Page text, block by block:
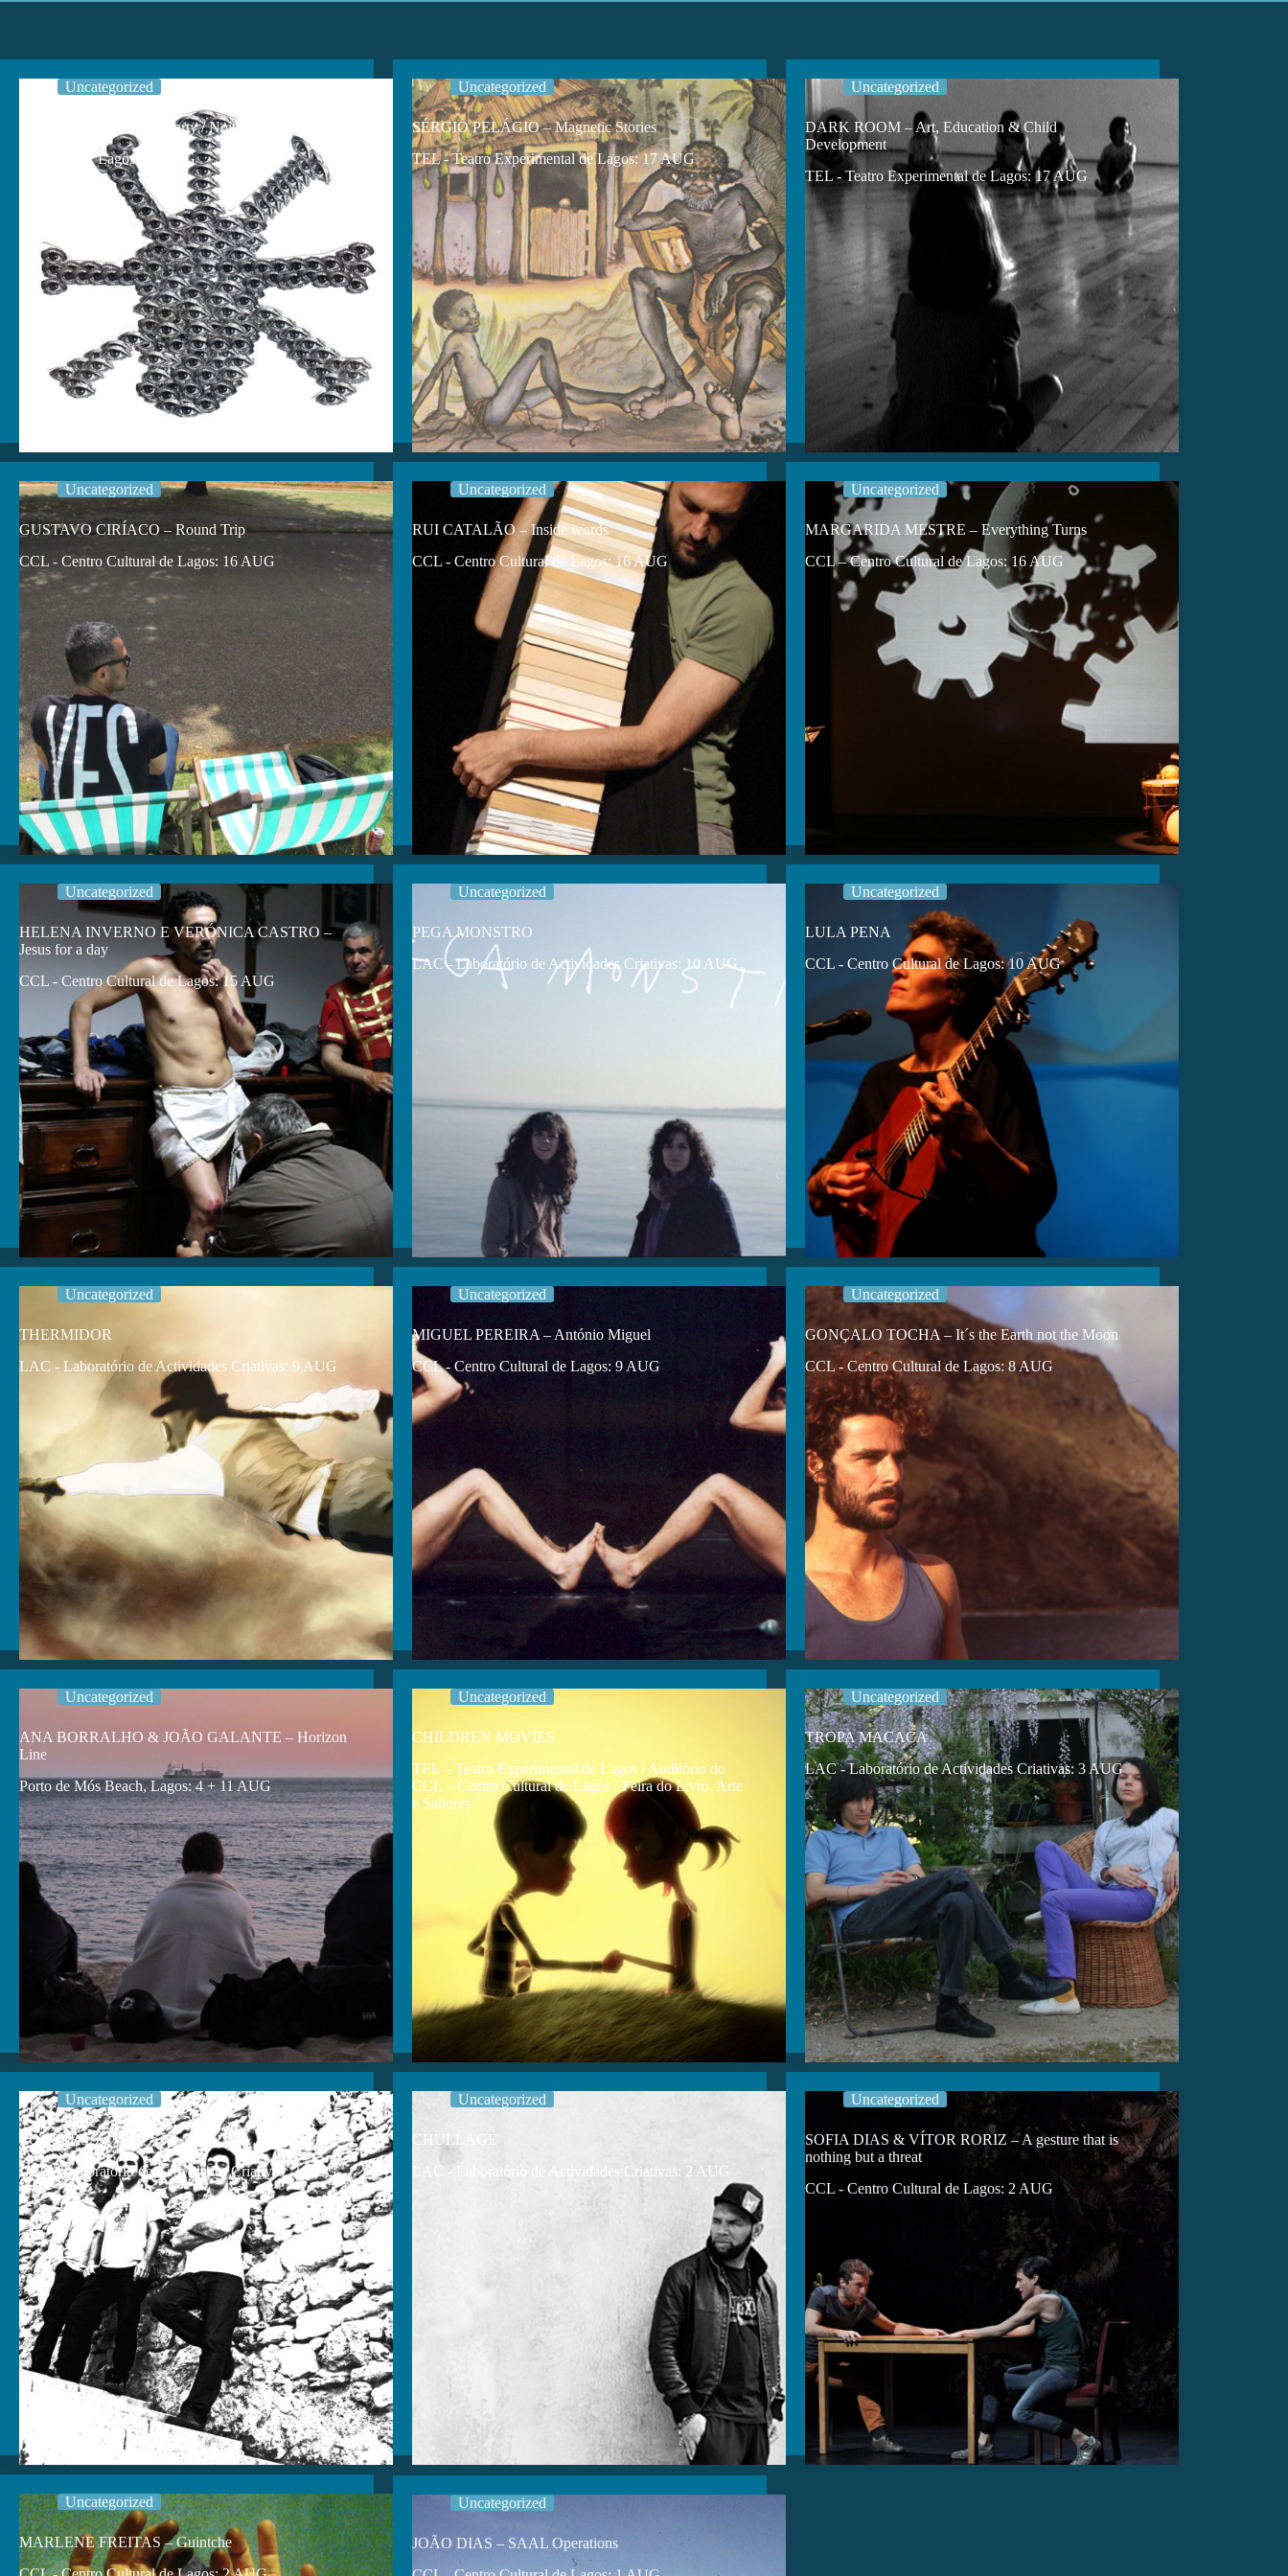
Uncategorized
CLUBBING – Closing Party / Noite Príncipe
Grand Café, Lagos: 18 AUG
Uncategorized
SÉRGIO PELÁGIO – Magnetic Stories
TEL - Teatro Experimental de Lagos: 17 AUG
Uncategorized
DARK ROOM – Art, Education & Child
Development
TEL - Teatro Experimental de Lagos: 17 AUG
Uncategorized
GUSTAVO CIRÍACO – Round Trip
CCL - Centro Cultural de Lagos: 16 AUG
Uncategorized
RUI CATALÃO – Inside words
CCL - Centro Cultural de Lagos: 16 AUG
Uncategorized
MARGARIDA MESTRE – Everything Turns
CCL – Centro Cultural de Lagos: 16 AUG
Uncategorized
HELENA INVERNO E VERÓNICA CASTRO –
Jesus for a day
CCL - Centro Cultural de Lagos: 15 AUG
Uncategorized
PEGA MONSTRO
LAC - Laboratório de Actividades Criativas: 10 AUG
Uncategorized
LULA PENA
CCL - Centro Cultural de Lagos: 10 AUG
Uncategorized
THERMIDOR
LAC - Laboratório de Actividades Criativas: 9 AUG
Uncategorized
MIGUEL PEREIRA – António Miguel
CCL - Centro Cultural de Lagos: 9 AUG
Uncategorized
GONÇALO TOCHA – It´s the Earth not the Moon
CCL - Centro Cultural de Lagos: 8 AUG
Uncategorized
ANA BORRALHO & JOÃO GALANTE – Horizon
Line
Porto de Mós Beach, Lagos: 4 + 11 AUG
Uncategorized
CHILDREN MOVIES
TEL – Teatro Experimental de Lagos / Auditório do
CCL – Centro Cultural de Lagos / Feira do Livro, Arte
e Sabores
Uncategorized
TROPA MACACA
LAC - Laboratório de Actividades Criativas: 3 AUG
Uncategorized
LOOSERS
LAC - Laboratório de Actividades Criativas: 3 AUG
Uncategorized
CHULLAGE
LAC - Laboratório de Actividades Criativas: 2 AUG
Uncategorized
SOFIA DIAS & VÍTOR RORIZ – A gesture that is
nothing but a threat
CCL - Centro Cultural de Lagos: 2 AUG
Uncategorized
MARLENE FREITAS – Guintche
Uncategorized
JOÃO DIAS – SAAL Operations